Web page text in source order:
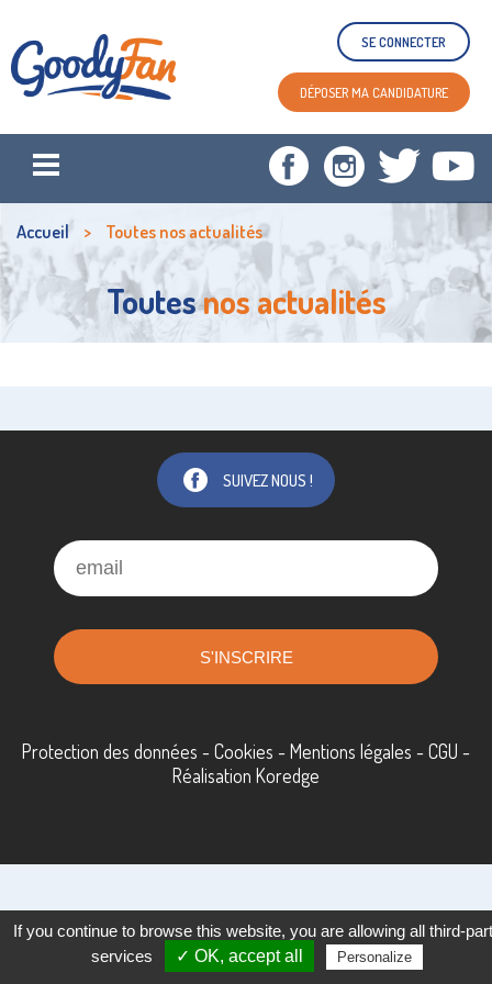
SE CONNECTER
DÉPOSER MA CANDIDATURE
Accueil Toutesnos actualités
Toutesnos actualités
SUIVEZ NOUS !
Protection des données -Cookies -Mentions légales -CGU -
Réalisation Koredge
If you continue to browse this website, you are allowing all third-
services
✓ OK, accept all Personalize